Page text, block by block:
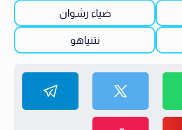
ضياء رشوان
نتنياهو